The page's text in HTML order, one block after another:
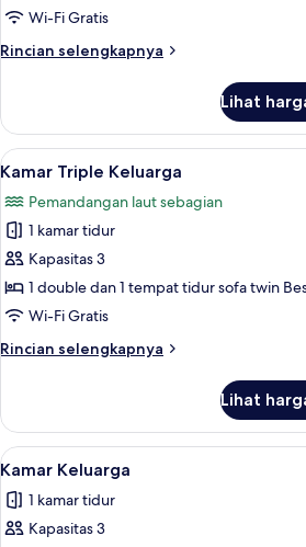
Wi-Fi Gratis
Rincian selengkapnya
Rincian
Kamar
Triple
Keluarga
Lihat
Lihat
semua
foto
untuk
Kamar
Triple
Keluarga
Seprai
6
Kamar Triple Keluarga
Pemandangan laut sebagian
1 kamar tidur
Kapasitas 3
1 double dan 1 tempat tidur sofa twin
Wi-Fi Gratis
Rincian selengkapnya
Rincian
Kamar
Triple
Keluarga
Lihat
Lihat
semua
foto
untuk
Seprai
4
Kamar Keluarga
1 kamar tidur
Kapasitas 3